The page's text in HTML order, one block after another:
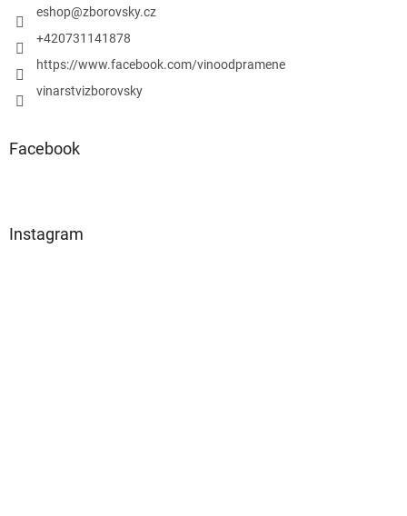
eshop@zborovsky.cz
+420731141878
https://www.facebook.com/vinoodpramene
vinarstvizborovsky
Facebook
Instagram